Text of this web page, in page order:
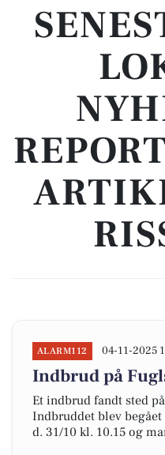
ALARM112 04-11-2025
Indbrud på
Et indbrud fandt sted
Indbruddet blev
d. 31/10 kl. 10.15 og